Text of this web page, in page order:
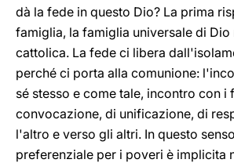
dà la fede in questo Dio? La prima
famiglia, la famiglia universale di Dio
cattolica. La fede ci libera
perché ci porta alla comunione:
sé stesso e come tale, incontro con i
convocazione, di unificazione, di
l'altro e verso gli altri. In questo
preferenziale per i poveri è implicita